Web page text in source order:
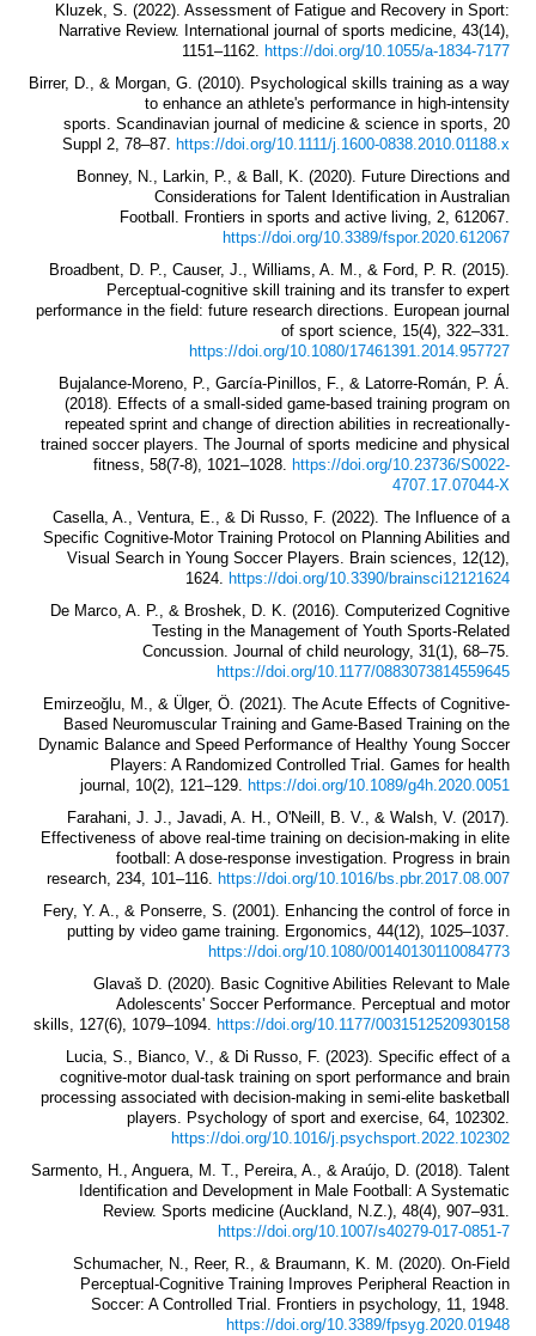
Kluzek, S. (2022). Assessment of Fatigue and Recovery in Sport:
Narrative Review. International journal of sports medicine, 43(14),
1151–1162. https://doi.org/10.1055/a-1834-7177
Birrer, D., & Morgan, G. (2010). Psychological skills training as a way
to enhance an athlete's performance in high-intensity
sports. Scandinavian journal of medicine & science in sports, 20
Suppl 2, 78–87. https://doi.org/10.1111/j.1600-0838.2010.01188.x
Bonney, N., Larkin, P., & Ball, K. (2020). Future Directions and
Considerations for Talent Identification in Australian
Football. Frontiers in sports and active living, 2, 612067.
https://doi.org/10.3389/fspor.2020.612067
Broadbent, D. P., Causer, J., Williams, A. M., & Ford, P. R. (2015).
Perceptual-cognitive skill training and its transfer to expert
performance in the field: future research directions. European journal
of sport science, 15(4), 322–331.
https://doi.org/10.1080/17461391.2014.957727
Bujalance-Moreno, P., García-Pinillos, F., & Latorre-Román, P. Á.
(2018). Effects of a small-sided game-based training program on
repeated sprint and change of direction abilities in recreationally-
trained soccer players. The Journal of sports medicine and physical
fitness, 58(7-8), 1021–1028. https://doi.org/10.23736/S0022-
4707.17.07044-X
Casella, A., Ventura, E., & Di Russo, F. (2022). The Influence of a
Specific Cognitive-Motor Training Protocol on Planning Abilities and
Visual Search in Young Soccer Players. Brain sciences, 12(12),
1624. https://doi.org/10.3390/brainsci12121624
De Marco, A. P., & Broshek, D. K. (2016). Computerized Cognitive
Testing in the Management of Youth Sports-Related
Concussion. Journal of child neurology, 31(1), 68–75.
https://doi.org/10.1177/0883073814559645
Emirzeoğlu, M., & Ülger, Ö. (2021). The Acute Effects of Cognitive-
Based Neuromuscular Training and Game-Based Training on the
Dynamic Balance and Speed Performance of Healthy Young Soccer
Players: A Randomized Controlled Trial. Games for health
journal, 10(2), 121–129. https://doi.org/10.1089/g4h.2020.0051
Farahani, J. J., Javadi, A. H., O'Neill, B. V., & Walsh, V. (2017).
Effectiveness of above real-time training on decision-making in elite
football: A dose-response investigation. Progress in brain
research, 234, 101–116. https://doi.org/10.1016/bs.pbr.2017.08.007
Fery, Y. A., & Ponserre, S. (2001). Enhancing the control of force in
putting by video game training. Ergonomics, 44(12), 1025–1037.
https://doi.org/10.1080/00140130110084773
Glavaš D. (2020). Basic Cognitive Abilities Relevant to Male
Adolescents' Soccer Performance. Perceptual and motor
skills, 127(6), 1079–1094. https://doi.org/10.1177/0031512520930158
Lucia, S., Bianco, V., & Di Russo, F. (2023). Specific effect of a
cognitive-motor dual-task training on sport performance and brain
processing associated with decision-making in semi-elite basketball
players. Psychology of sport and exercise, 64, 102302.
https://doi.org/10.1016/j.psychsport.2022.102302
Sarmento, H., Anguera, M. T., Pereira, A., & Araújo, D. (2018). Talent
Identification and Development in Male Football: A Systematic
Review. Sports medicine (Auckland, N.Z.), 48(4), 907–931.
https://doi.org/10.1007/s40279-017-0851-7
Schumacher, N., Reer, R., & Braumann, K. M. (2020). On-Field
Perceptual-Cognitive Training Improves Peripheral Reaction in
Soccer: A Controlled Trial. Frontiers in psychology, 11, 1948.
https://doi.org/10.3389/fpsyg.2020.01948